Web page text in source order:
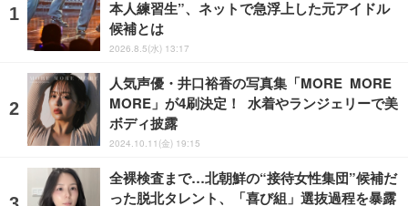
本人練習生”、ネットで急浮上した元アイドル
候補とは
2026.8.5(水) 13:17
人気声優・井口裕香の写真集「MORE MORE
MORE」が4刷決定！ 水着やランジェリーで美
ボディ披露
2024.10.11(金) 19:15
全裸検査まで…北朝鮮の“接待女性集団”候補だ
った脱北タレント、「喜び組」選抜過程を暴露